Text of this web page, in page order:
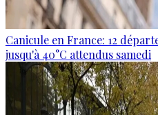
Canicule en France: 12
jusqu'à 40°C attendus samedi